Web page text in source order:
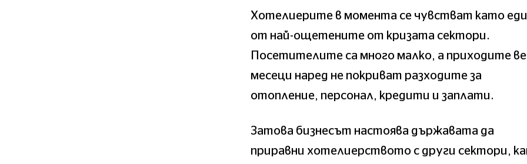
Хотелиерите в момента се чувстват като
от най-ощетените от кризата сектори.
Посетителите са много малко, а приходите
месеци наред не покриват разходите за
отопление, персонал, кредити и заплати.
Затова бизнесът настоява държавата да
приравни хотелиерството с други сектори,